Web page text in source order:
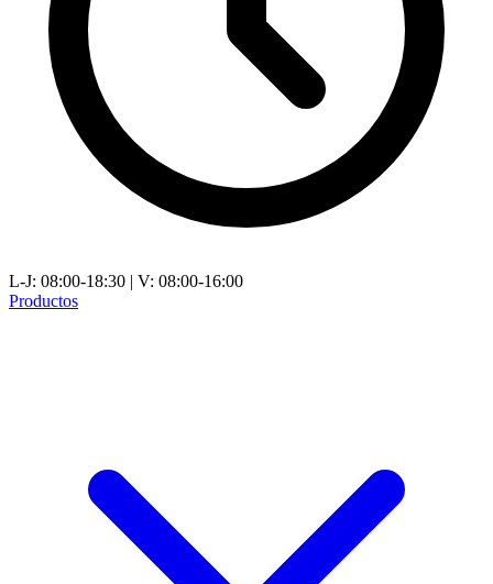
L-J: 08:00-18:30 | V: 08:00-16:00
Productos